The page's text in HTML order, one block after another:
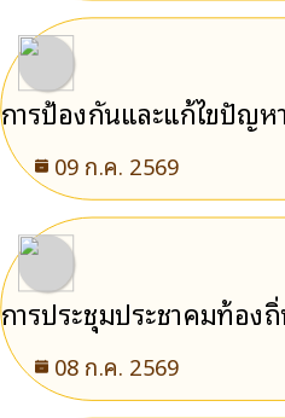
การป้องกันและแก้ไขปัญ
09 ก.ค. 2569
การประชุมประชาคมท้อง
08 ก.ค. 2569